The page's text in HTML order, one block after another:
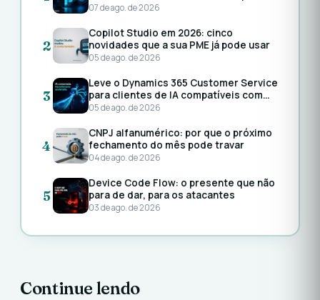
ao ChatGPT sem perder o rastro
07 de ago. de 2026
2
Copilot Studio em 2026: cinco
novidades que a sua PME já pode usar
05 de ago. de 2026
3
Leve o Dynamics 365 Customer Service
para clientes de IA compatíveis com
MCP: o Customer Service MCP Server
05 de ago. de 2026
4
CNPJ alfanumérico: por que o próximo
fechamento do mês pode travar
04 de ago. de 2026
5
Device Code Flow: o presente que não
para de dar, para os atacantes
03 de ago. de 2026
Continue lendo